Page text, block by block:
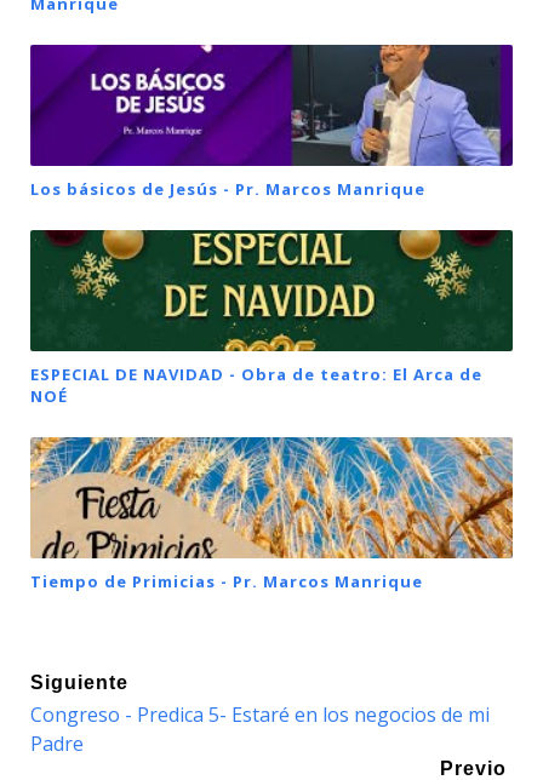
Los básicos de Jesús - Pr. Marcos Manrique
ESPECIAL DE NAVIDAD - Obra de teatro: El Arca de
NOÉ
Tiempo de Primicias - Pr. Marcos Manrique
Siguiente
Congreso - Predica 5- Estaré en los negocios de mi
Padre
Previo